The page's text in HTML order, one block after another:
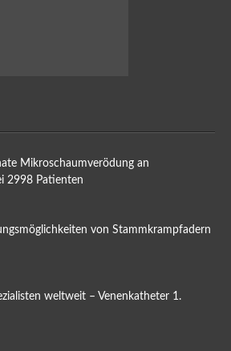
Mikroschaumverödung an
2998 Patienten
von Stammkrampfadern
weltweit – Venenkatheter 1.